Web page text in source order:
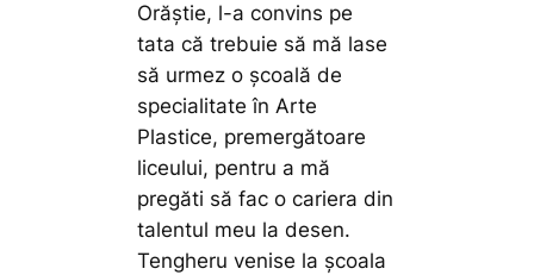
Orăştie, l-a convins pe
tata că trebuie să mă lase
să urmez o şcoală de
specialitate în Arte
Plastice, premergătoare
liceului, pentru a mă
pregăti să fac o cariera din
talentul meu la desen.
Tengheru venise la şcoala